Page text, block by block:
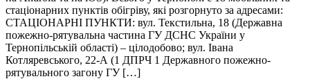
стаціонарних пунктів обігріву, які розгорнуто за адресами:
СТАЦІОНАРНІ ПУНКТИ: вул. Текстильна, 18 (Державна
пожежно-рятувальна частина ГУ ДСНС України у
Тернопільській області) – цілодобово; вул. Івана
Котляревського, 22-А (1 ДПРЧ 1 Державного пожежно-
рятувального загону ГУ […]